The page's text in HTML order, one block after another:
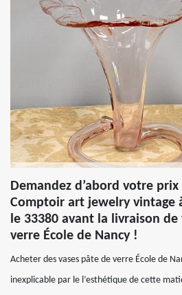
Demandez d’abord votre prix
Comptoir art jewelry vintage
le 33380 avant la livraison de
verre École de Nancy !
Acheter des vases pâte de verre École de
inexplicable par le l’esthétique de cette